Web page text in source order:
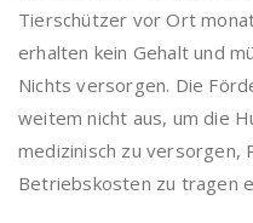
Tierschützer vor Ort
erhalten kein Gehalt und
Nichts versorgen. Die
weitem nicht aus, um die
medizinisch zu versorgen,
Betriebskosten zu tragen